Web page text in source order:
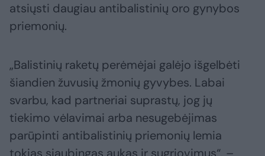
atsiųsti daugiau antibalistinių oro gynybos
priemonių.
„Balistinių raketų perėmėjai galėjo išgelbėti
šiandien žuvusių žmonių gyvybes. Labai
svarbu, kad partneriai suprastų, jog jų
tiekimo vėlavimai arba nesugebėjimas
parūpinti antibalistinių priemonių lemia